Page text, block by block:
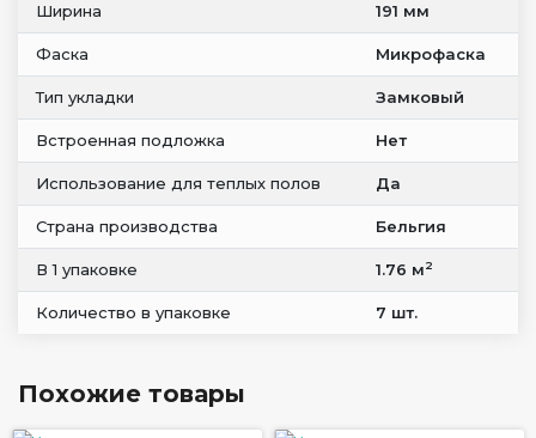
Ширина 191 мм
Фаска Микрофаска
Тип укладки Замковый
Встроенная подложка Нет
Использование для теплых полов Да
Страна производства Бельгия
В 1 упаковке 1.76 м2
Количество в упаковке 7 шт.
Похожие товары